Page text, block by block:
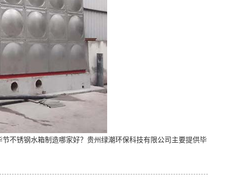
不锈钢水箱制造哪家好？贵州绿潮环保科技有限公司主要提供毕